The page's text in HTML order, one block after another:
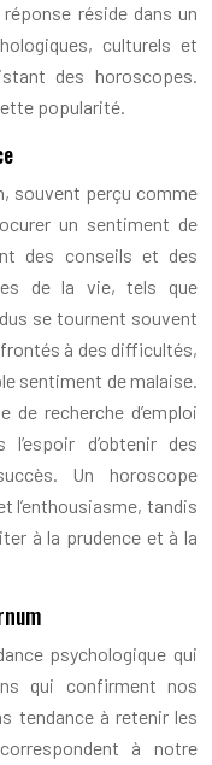
réside dans un
culturels et
des horoscopes.
popularité.
souvent perçu comme
un sentiment de
des conseils et des
de la vie, tels que
se tournent souvent
à des difficultés,
sentiment de malaise.
de recherche d’emploi
d’obtenir des
Un horoscope
l’enthousiasme, tandis
à la prudence et à la
psychologique qui
qui confirment nos
tendance à retenir les
à notre